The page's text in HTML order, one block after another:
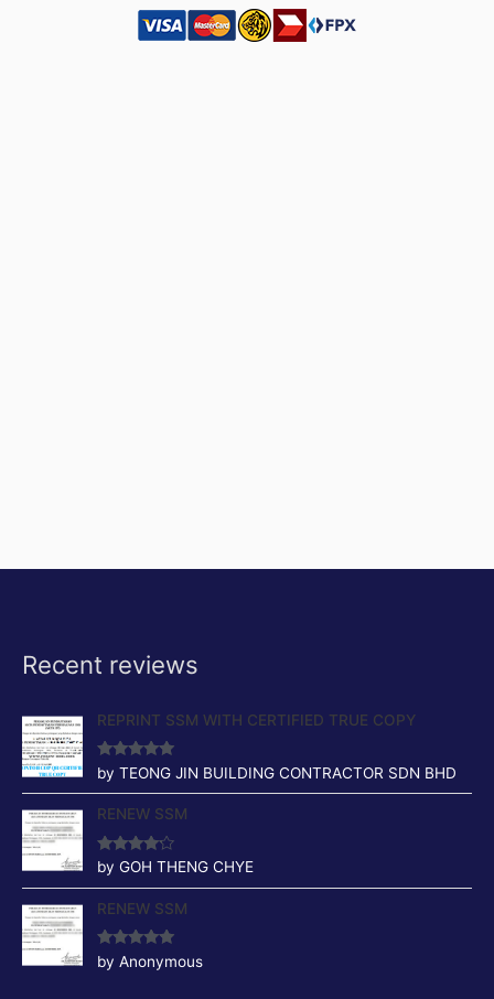
Recent reviews
REPRINT SSM WITH CERTIFIED TRUE COPY
Rated5out
of 5
by TEONG JIN BUILDING CONTRACTOR SDN BHD
RENEW SSM
Rated4
out of 5
by GOH THENG CHYE
RENEW SSM
Rated5out
of 5
by Anonymous